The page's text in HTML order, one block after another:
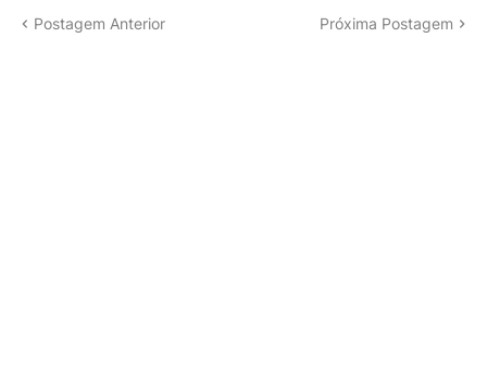
Postagem Anterior Próxima Postagem